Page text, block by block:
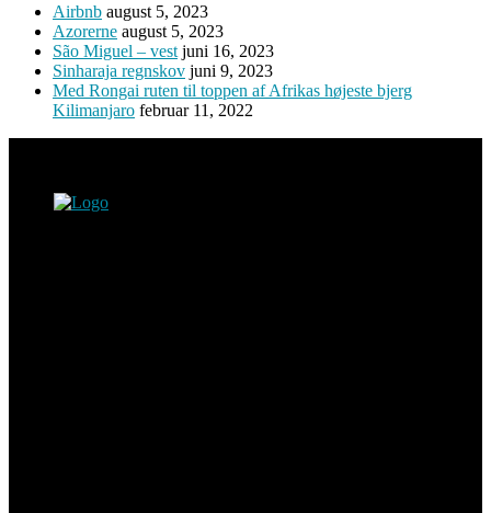
Airbnb august 5, 2023
Azorerne august 5, 2023
São Miguel – vest juni 16, 2023
Sinharaja regnskov juni 9, 2023
Med Rongai ruten til toppen af Afrikas højeste bjerg
Kilimanjaro februar 11, 2022